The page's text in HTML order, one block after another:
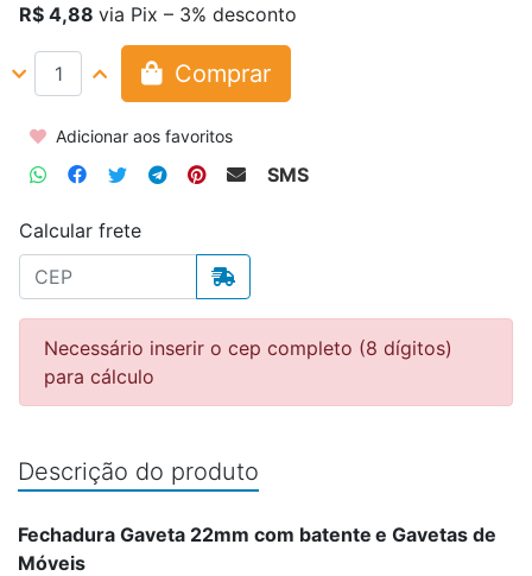
R$ 4,88 via Pix – 3% desconto
Comprar
Adicionar aos favoritos
SMS
Calcular frete
Necessário inserir o cep completo (8 dígitos)
para cálculo
Descrição do produto
Fechadura Gaveta 22mm com batente e Gavetas de
Móveis